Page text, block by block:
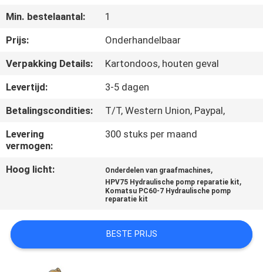
CONTACTEER
ONS
NIEUWS
GEVALLEN
SITEMAP
Min. bestelaantal:
1
Prijs:
Onderhandelbaar
Verpakking Details:
Kartondoos, houten geval
Levertijd:
3-5 dagen
Betalingscondities:
T/T, Western Union, Paypal,
Levering
vermogen:
300 stuks per maand
Hoog licht: Onderdelen van graafmachines,
HPV75 Hydraulische pomp reparatie kit,
Komatsu PC60-7 Hydraulische pomp
reparatie kit
BESTE PRIJS